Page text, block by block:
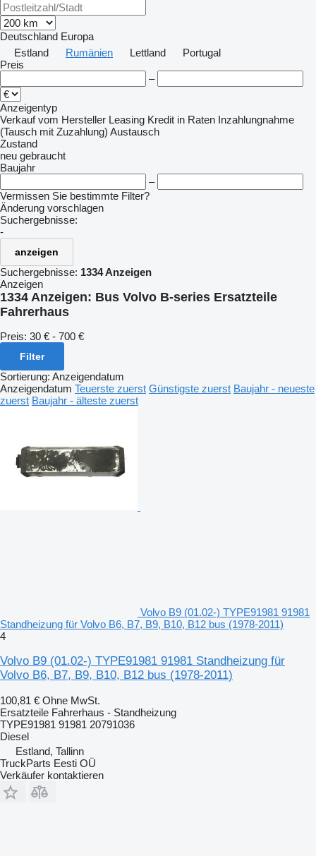
Deutschland Europa
Estland
Rumänien Lettland
Portugal
Preis
–
Anzeigentyp
Verkauf vom Hersteller Leasing Kredit in Raten Inzahlungnahme
(Tausch mit Zuzahlung) Austausch
Zustand
neu gebraucht
Baujahr
–
Vermissen Sie bestimmte Filter?
Änderung vorschlagen
Suchergebnisse:
-
anzeigen
Suchergebnisse: 1334 Anzeigen
Anzeigen
1334 Anzeigen: Bus Volvo B-series Ersatzteile
Fahrerhaus
Preis: 30 € - 700 €
Filter
Sortierung: Anzeigendatum
Anzeigendatum Teuerste zuerst Günstigste zuerst Baujahr - neueste
zuerst Baujahr - älteste zuerst
Volvo B9 (01.02-) TYPE91981 91981
Standheizung für Volvo B6, B7, B9, B10, B12 bus (1978-2011)
4
Volvo B9 (01.02-) TYPE91981 91981 Standheizung für
Volvo B6, B7, B9, B10, B12 bus (1978-2011)
100,81 € Ohne MwSt.
Ersatzteile Fahrerhaus - Standheizung
TYPE91981 91981 20791036
Diesel
Estland, Tallinn
TruckParts Eesti OÜ
Verkäufer kontaktieren